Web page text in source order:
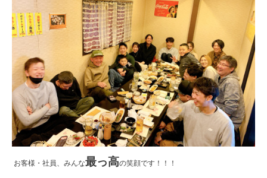
お客様・社員、みんな最っ高の笑顔です！！！